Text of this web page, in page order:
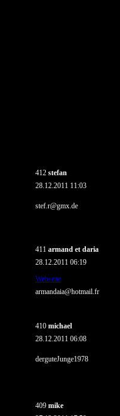
412 stefan
28.12.2011 11:03
stef.r@gmx.de
411 armand et daria
28.12.2011 06:19
Webseite
armandaia@hotmail.fr
410 michael
28.12.2011 06:08
derguteJunge1978
409 mike